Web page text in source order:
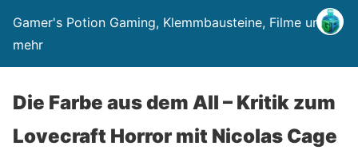
Gamer's Potion Gaming, Klemmbausteine, Filme und
mehr
Die Farbe aus dem All – Kritik zum
Lovecraft Horror mit Nicolas Cage